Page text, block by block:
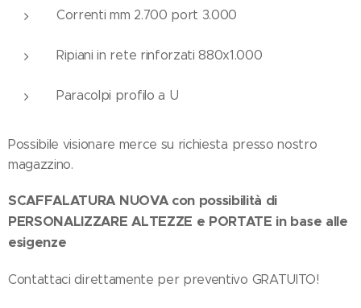
Correnti mm 2.700 port 3.000
Ripiani in rete rinforzati 880x1.000
Paracolpi profilo a U
Possibile visionare merce su richiesta presso nostro
magazzino.
SCAFFALATURA NUOVA con possibilità di
PERSONALIZZARE ALTEZZE e PORTATE in base alle
esigenze
Contattaci direttamente per preventivo GRATUITO!